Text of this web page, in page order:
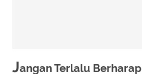
Jangan Terlalu Berharap